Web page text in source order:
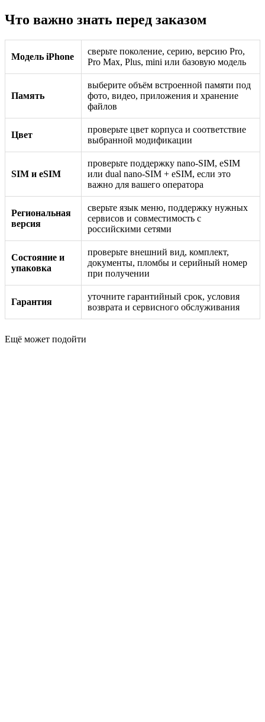
Что важно знать перед заказом
Модель iPhone
сверьте поколение, серию, версию Pro,
Pro Max, Plus, mini или базовую модель
Память
выберите объём встроенной памяти под
фото, видео, приложения и хранение
файлов
Цвет
проверьте цвет корпуса и соответствие
выбранной модификации
SIM и eSIM
проверьте поддержку nano-SIM, eSIM
или dual nano-SIM + eSIM, если это
важно для вашего оператора
Региональная
версия
сверьте язык меню, поддержку нужных
сервисов и совместимость с
российскими сетями
Состояние и
упаковка
проверьте внешний вид, комплект,
документы, пломбы и серийный номер
при получении
Гарантия
уточните гарантийный срок, условия
возврата и сервисного обслуживания
Ещё может подойти